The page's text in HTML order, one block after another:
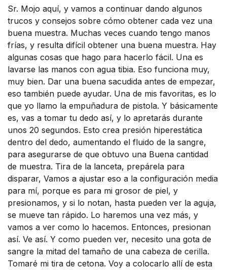
Sr. Mojo aquí, y vamos a continuar dando algunos
trucos y consejos sobre cómo obtener cada vez una
buena muestra. Muchas veces cuando tengo manos
frías, y resulta difícil obtener una buena muestra. Hay
algunas cosas que hago para hacerlo fácil. Una es
lavarse las manos con agua tibia. Eso funciona muy,
muy bien. Dar una buena sacudida antes de empezar,
eso también puede ayudar. Una de mis favoritas, es lo
que yo llamo la empuñadura de pistola. Y básicamente
es, vas a tomar tu dedo así, y lo apretarás durante
unos 20 segundos. Esto crea presión hiperestática
dentro del dedo, aumentando el fluido de la sangre,
para asegurarse de que obtuvo una Buena cantidad
de muestra. Tira de la lanceta, prepárela para
disparar, Vamos a ajustar eso a la configuración media
para mí, porque es para mi grosor de piel, y
presionamos, y si lo notan, hasta pueden ver la aguja,
se mueve tan rápido. Lo haremos una vez más, y
vamos a ver como lo hacemos. Entonces, presionan
así. Ve así. Y como pueden ver, necesito una gota de
sangre la mitad del tamaño de una cabeza de cerilla.
Tomaré mi tira de cetona. Voy a colocarlo allí de esta